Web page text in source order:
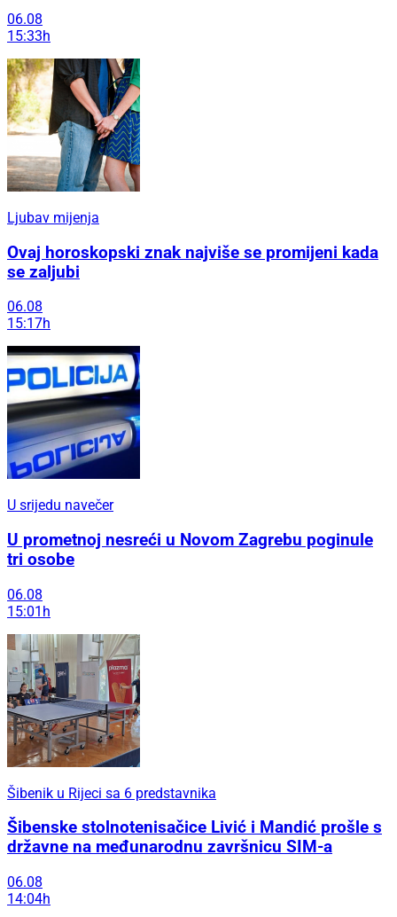
06.08
15:33h
Ljubav mijenja
Ovaj horoskopski znak najviše se promijeni kada
se zaljubi
06.08
15:17h
U srijedu navečer
U prometnoj nesreći u Novom Zagrebu poginule
tri osobe
06.08
15:01h
Šibenik u Rijeci sa 6 predstavnika
Šibenske stolnotenisačice Livić i Mandić prošle s
državne na međunarodnu završnicu SIM-a
06.08
14:04h